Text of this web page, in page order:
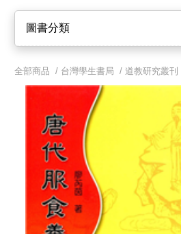
圖書分類
全部商品 / 台灣學生書局 / 道教研究叢刊